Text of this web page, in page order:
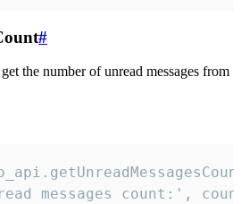
#
the number of unread messages from
messages count:',